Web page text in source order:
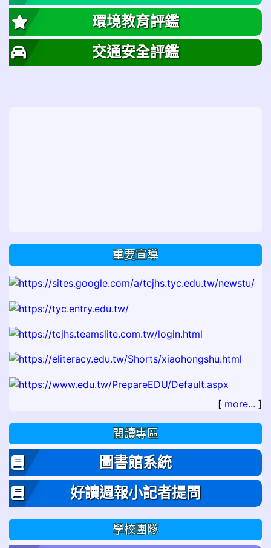
環境教育評鑑
交通安全評鑑
重要宣導
[ more... ]
閱讀專區
圖書館系統
好讀週報小記者提問
學校團隊